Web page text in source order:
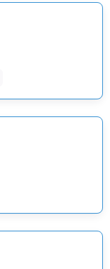
categories
categories